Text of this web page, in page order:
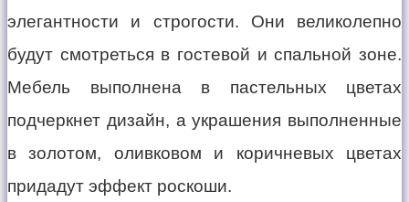
элегантности и строгости. Они великолепно
будут смотреться в гостевой и спальной зоне.
Мебель выполнена в пастельных цветах
подчеркнет дизайн, а украшения выполненные
в золотом, оливковом и коричневых цветах
придадут эффект роскоши.